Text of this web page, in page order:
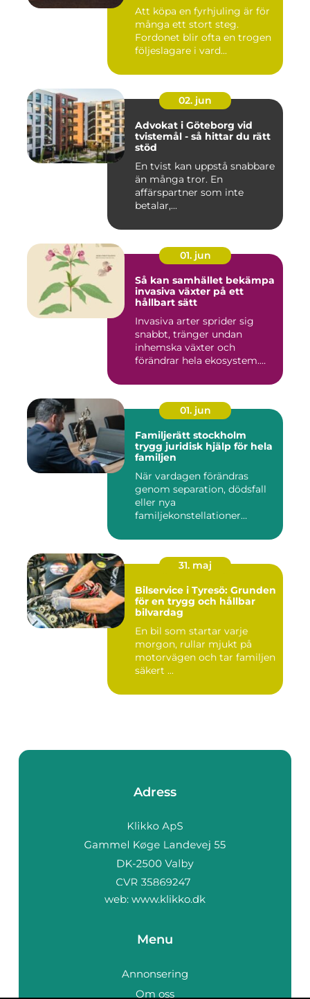
Att köpa en fyrhjuling är för
många ett stort steg.
Fordonet blir ofta en trogen
följeslagare i vard...
02. jun
Advokat i Göteborg vid
tvistemål - så hittar du rätt
stöd
En tvist kan uppstå snabbare
än många tror. En
affärspartner som inte
betalar,...
01. jun
Så kan samhället bekämpa
invasiva växter på ett
hållbart sätt
Invasiva arter sprider sig
snabbt, tränger undan
inhemska växter och
förändrar hela ekosystem.
01. jun
Familjerätt stockholm
trygg juridisk hjälp för hela
familjen
När vardagen förändras
genom separation, dödsfall
eller nya
familjekonstellationer
31. maj
Bilservice i Tyresö: Grunden
för en trygg och hållbar
bilvardag
En bil som startar varje
morgon, rullar mjukt på
motorvägen och tar familjen
säkert ...
Adress
web: www.klikko.dk
Menu
Annonsering
Om oss